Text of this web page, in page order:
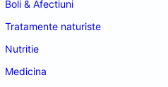
Boli & Afectiuni
Tratamente naturiste
Nutritie
Medicina